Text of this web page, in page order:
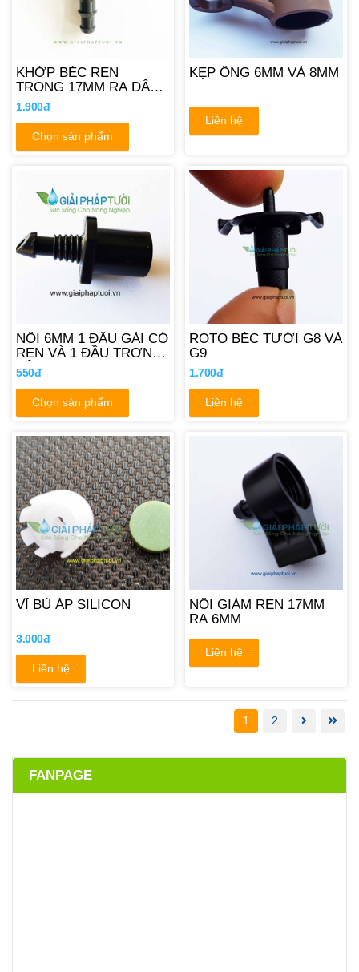
KHỚP BÉC REN
TRONG 17MM RA DÂY
10MM 12MM
1.900đ
Chọn sản phẩm
KẸP ỐNG 6MM VÀ 8MM
Liên hệ
NỐI 6MM 1 ĐẦU GÀI CÓ
REN VÀ 1 ĐẦU TRƠN
BÊN TRONG
550đ
Chọn sản phẩm
ROTO BÉC TƯỚI G8 VÀ
G9
1.700đ
Liên hệ
VĨ BÙ ÁP SILICON
3.000đ
Liên hệ
NỐI GIẢM REN 17MM
RA 6MM
Liên hệ
1 2
FANPAGE